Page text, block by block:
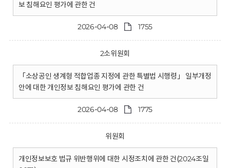
보 침해요인 평가에 관한 건
2026-04-08 1755
2소위원회
「소상공인 생계형 적합업종 지정에 관한 특별법 시행령」 일부개정
안에 대한 개인정보 침해요인 평가에 관한 건
2026-04-08 1775
위원회
개인정보보호 법규 위반행위에 대한 시정조치에 관한 건(2024조일